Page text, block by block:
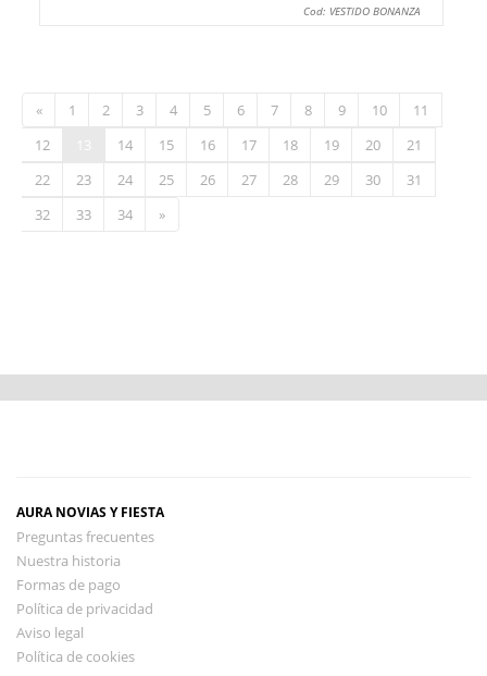
Cod: VESTIDO BONANZA
« 1 2 3 4 5 6 7 8 9 10
11
12
14 15 16 17 18 19 20
21
22
23 24 25 26 27 28 29 30
31
32
33 34 »
AURA NOVIAS Y FIESTA
Preguntas frecuentes
Nuestra historia
Formas de pago
Política de privacidad
Aviso legal
Política de cookies